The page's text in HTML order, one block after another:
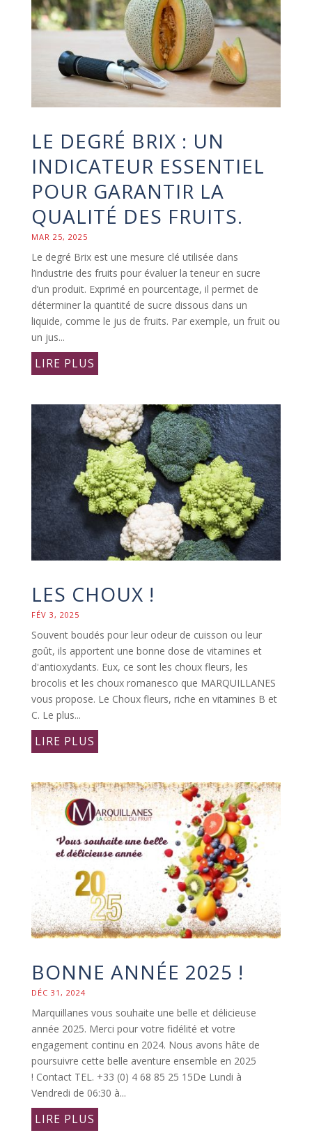
LE DEGRÉ BRIX : UN
INDICATEUR ESSENTIEL
POUR GARANTIR LA
QUALITÉ DES FRUITS.
MAR 25, 2025
Le degré Brix est une mesure clé utilisée dans
l’industrie des fruits pour évaluer la teneur en sucre
d’un produit. Exprimé en pourcentage, il permet de
déterminer la quantité de sucre dissous dans un
liquide, comme le jus de fruits. Par exemple, un fruit ou
un jus...
LIRE PLUS
LES CHOUX !
FÉV 3, 2025
Souvent boudés pour leur odeur de cuisson ou leur
goût, ils apportent une bonne dose de vitamines et
d'antioxydants. Eux, ce sont les choux fleurs, les
brocolis et les choux romanesco que MARQUILLANES
vous propose. Le Choux fleurs, riche en vitamines B et
C. Le plus...
LIRE PLUS
BONNE ANNÉE 2025 !
DÉC 31, 2024
Marquillanes vous souhaite une belle et délicieuse
année 2025. Merci pour votre fidélité et votre
engagement continu en 2024. Nous avons hâte de
poursuivre cette belle aventure ensemble en 2025
! Contact TEL. +33 (0) 4 68 85 25 15De Lundi à
Vendredi de 06:30 à...
LIRE PLUS